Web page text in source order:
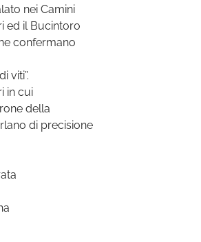
nei Camini
ed il Bucintoro
confermano
viti”.
in cui
della
di precisione